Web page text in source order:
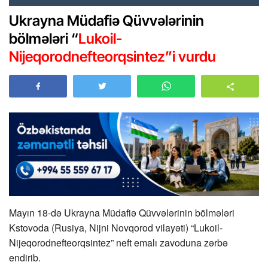
Ukrayna Müdafiə Qüvvələrinin
bölmələri “Lukoil-
Nijeqorodnefteorqsintez”i vurdu
Mayın 18-də Ukrayna Müdafiə Qüvvələrinin bölmələri
Kstovoda (Rusiya, Nijni Novqorod vilayəti) “Lukoil-
Nijeqorodnefteorqsintez” neft emalı zavoduna zərbə
endirib.